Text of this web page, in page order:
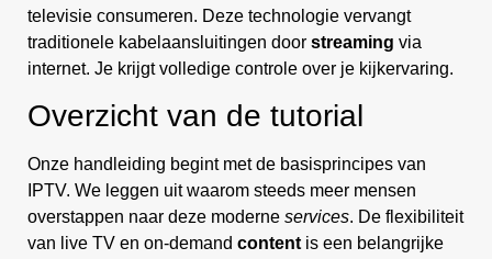
televisie consumeren. Deze technologie vervangt
traditionele kabelaansluitingen door streaming via
internet. Je krijgt volledige controle over je kijkervaring.
Overzicht van de tutorial
Onze handleiding begint met de basisprincipes van
IPTV. We leggen uit waarom steeds meer mensen
overstappen naar deze moderne services. De flexibiliteit
van live TV en on-demand content is een belangrijke